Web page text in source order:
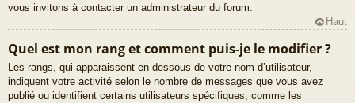
vous invitons à contacter un administrateur du forum.
Haut
Quel est mon rang et comment puis-je le modifier ?
Les rangs, qui apparaissent en dessous de votre nom d’utilisateur,
indiquent votre activité selon le nombre de messages que vous avez
publié ou identifient certains utilisateurs spécifiques, comme les